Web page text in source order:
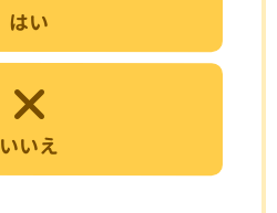
はい
いいえ